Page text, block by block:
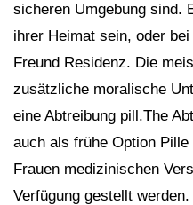
sicheren Umgebung sind.
ihrer Heimat sein, oder
Freund Residenz. Die
zusätzliche moralische
eine Abtreibung pill.The
auch als frühe Option
Frauen medizinischen
Verfügung gestellt